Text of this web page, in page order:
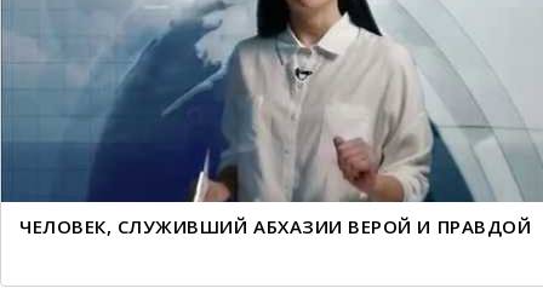
ЧЕЛОВЕК, СЛУЖИВШИЙ АБХАЗИИ ВЕРОЙ И ПРАВДОЙ